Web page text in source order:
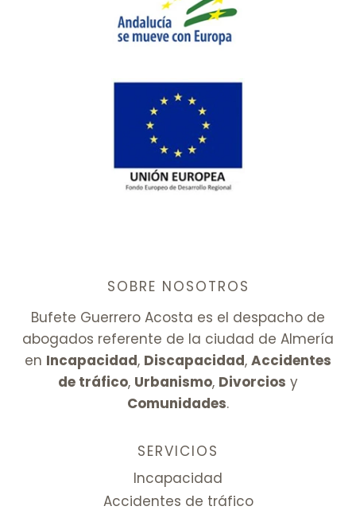
SOBRE NOSOTROS
Bufete Guerrero Acosta es el despacho de
abogados referente de la ciudad de Almería
en Incapacidad, Discapacidad, Accidentes
de tráfico, Urbanismo, Divorcios y
Comunidades.
SERVICIOS
Incapacidad
Accidentes de tráfico